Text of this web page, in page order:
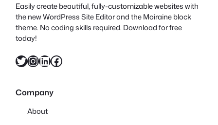
Easily create beautiful, fully-customizable websites with
the new WordPress Site Editor and the Moiraine block
theme. No coding skills required. Download for free
today!
X InstagramLinkedIn Facebook
Company
About